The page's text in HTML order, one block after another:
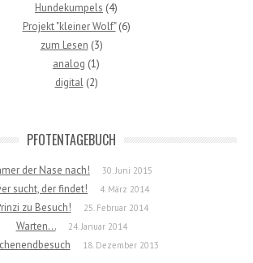
Hundekumpels (4)
Projekt "kleiner Wolf"(6)
zum Lesen (3)
analog (1)
digital(2)
PFOTENTAGEBUCH
der Nase nach! 30. Juni 2015
sucht, der findet! 4. März 2014
zu Besuch! 25. Februar 2014
Warten… 24. Januar 2014
18. Dezember 2013